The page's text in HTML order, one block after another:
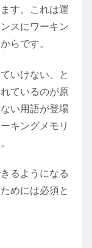
す。これは運
スにワーキン
らです。
いけない、と
ているのが原
い用語が登場
キングメモリ
るようになる
めには必須と